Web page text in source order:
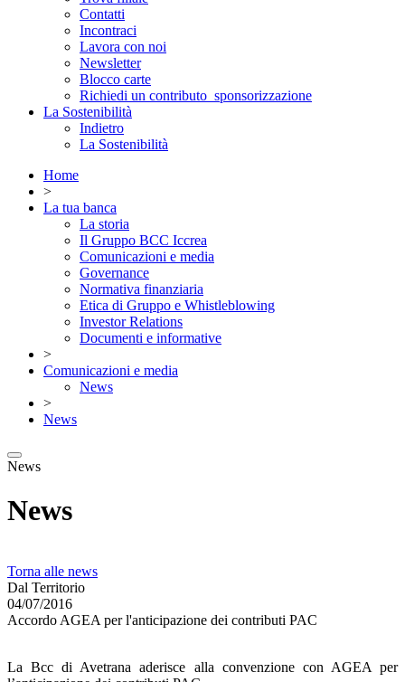
Contatti
Incontraci
Lavora con noi
Newsletter
Blocco carte
Richiedi un contributo_sponsorizzazione
La Sostenibilità
Indietro
La Sostenibilità
Home
>
La tua banca
La storia
Il Gruppo BCC Iccrea
Comunicazioni e media
Governance
Normativa finanziaria
Etica di Gruppo e Whistleblowing
Investor Relations
Documenti e informative
>
Comunicazioni e media
News
>
News
News
News
Torna alle news
Dal Territorio
04/07/2016
Accordo AGEA per l'anticipazione dei contributi PAC
La Bcc di Avetrana aderisce alla convenzione con AGEA per